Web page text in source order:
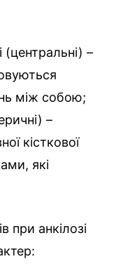
(центральні) –
між собою;
–
кісткової
які
при анкілозі